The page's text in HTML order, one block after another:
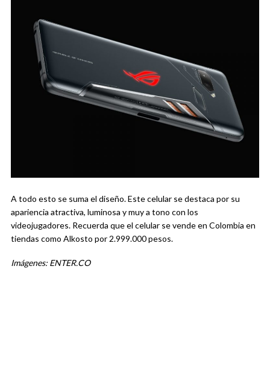
A todo esto se suma el diseño. Este celular se destaca por su
apariencia atractiva, luminosa y muy a tono con los
videojugadores. Recuerda que el celular se vende en Colombia en
tiendas como Alkosto por 2.999.000 pesos.
Imágenes: ENTER.CO